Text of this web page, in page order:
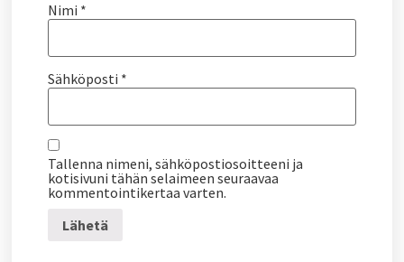
Nimi *
Sähköposti *
Tallenna nimeni, sähköpostiosoitteeni ja
kotisivuni tähän selaimeen seuraavaa
kommentointikertaa varten.